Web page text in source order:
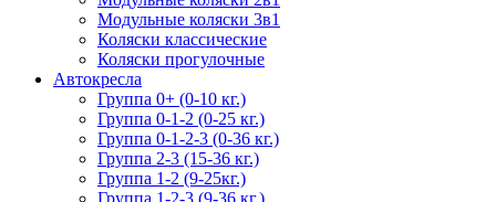
Модульные коляски 3в1
Коляски классические
Коляски прогулочные
Автокресла
Группа 0+ (0-10 кг.)
Группа 0-1-2 (0-25 кг.)
Группа 0-1-2-3 (0-36 кг.)
Группа 2-3 (15-36 кг.)
Группа 1-2 (9-25кг.)
Группа 1-2-3 (9-36 кг.)